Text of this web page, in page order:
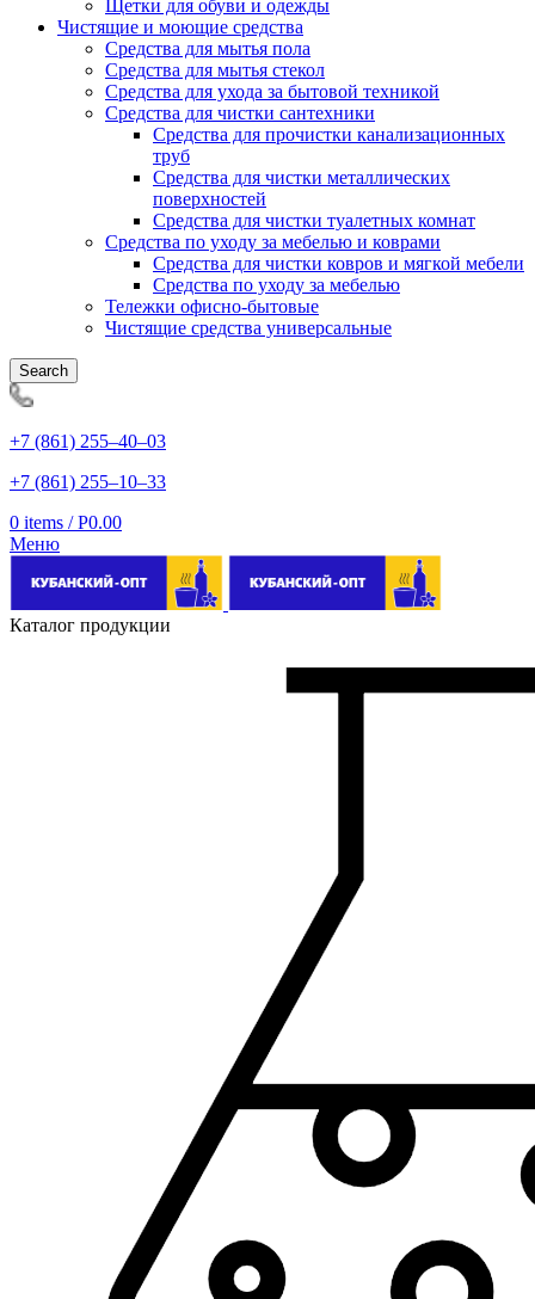
Щетки для обуви и одежды
Чистящие и моющие средства
Средства для мытья пола
Средства для мытья стекол
Средства для ухода за бытовой техникой
Средства для чистки сантехники
Средства для прочистки канализационных
труб
Средства для чистки металлических
поверхностей
Средства для чистки туалетных комнат
Средства по уходу за мебелью и коврами
Средства для чистки ковров и мягкой мебели
Средства по уходу за мебелью
Тележки офисно-бытовые
Чистящие средства универсальные
Search
+7 (861) 255‒40‒03
+7 (861) 255‒10‒33
0 items / Р0.00
Меню
Каталог продукции